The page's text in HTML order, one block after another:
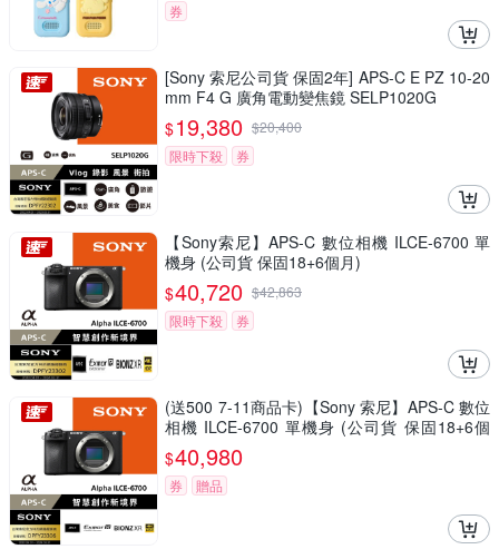
券
[Sony 索尼公司貨 保固2年] APS-C E PZ 10-20
mm F4 G 廣角電動變焦鏡 SELP1020G
$19,380 $20,400
限時下殺
券
【Sony索尼】APS-C 數位相機 ILCE-6700 單
機身 (公司貨 保固18+6個月)
$40,720 $42,863
限時下殺
券
(送500 7-11商品卡)【Sony 索尼】APS-C 數位
相機 ILCE-6700 單機身 (公司貨 保固18+6個
月)
$40,980
券 贈品